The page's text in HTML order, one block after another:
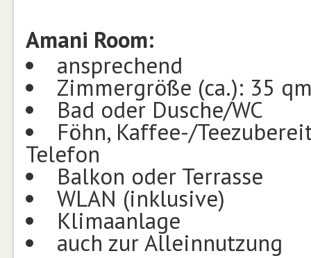
Amani Room:
ansprechend
Zimmergröße (ca.): 35
Bad oder Dusche/WC
Föhn, Kaffee-/
Telefon
Balkon oder Terrasse
WLAN (inklusive)
Klimaanlage
auch zur Alleinnutzung